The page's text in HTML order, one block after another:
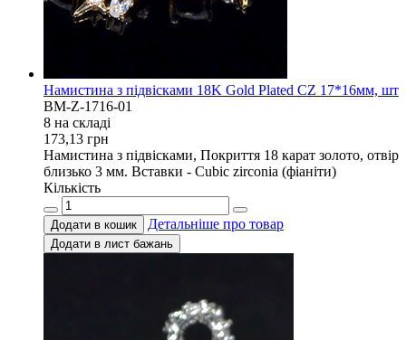
Намистина з підвісками 18K Gold Plated CZ 17*16мм, шт
BM-Z-1716-01
8 на складi
173,13 грн
Намистина з підвісками, Покриття 18 карат золото, отвір
близько 3 мм. Вставки - Cubic zirconia (фіаніти)
Кількість
Додати в кошик Детальніше про товар
Додати в лист бажань